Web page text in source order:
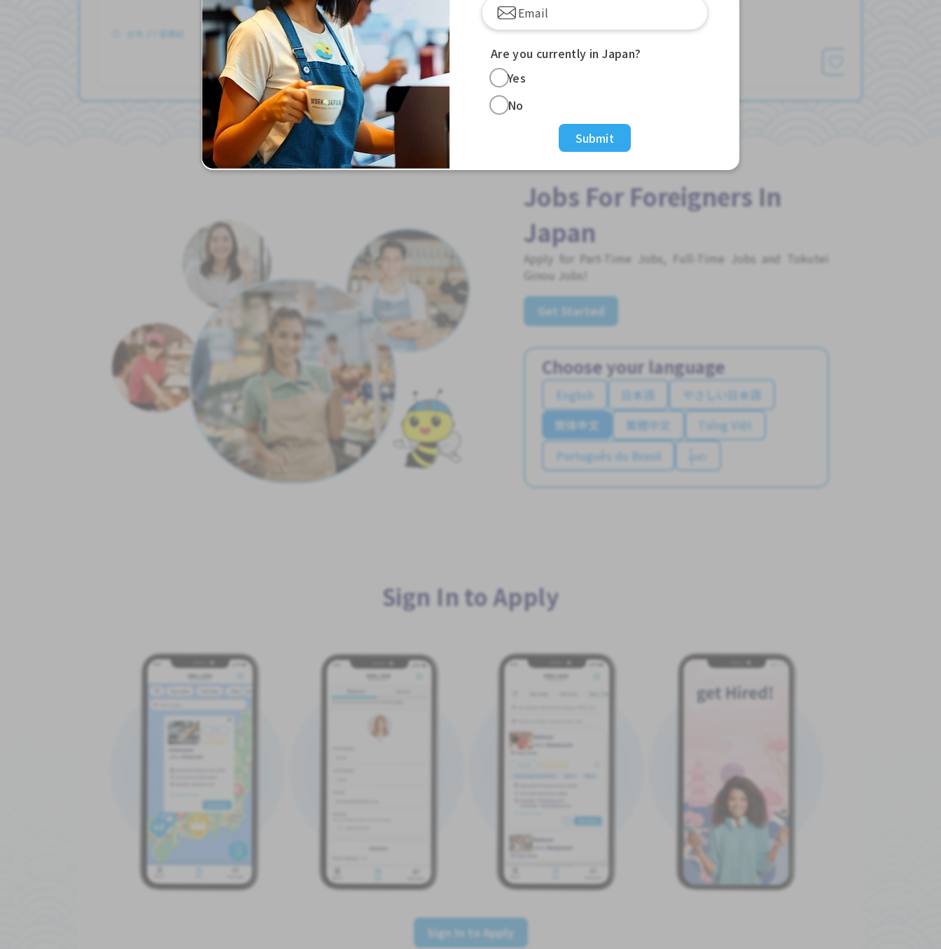
发布 2个星期前
查看更多
发布 2个星期前
查看更多
发布 2天前
Jobs For Foreigners In
Japan
Apply for Part-Time Jobs, Full-Time Jobs and Tokutei
Ginou Jobs!
Get Started
Choose your language
English 日本語
やさしい日本語
简体中文
繁體中文
Tiếng Việt
Português do Brasil
န်မာ
Sign In to Apply
Sign In to Apply
Are you currently in Japan?
Yes
No
Submit